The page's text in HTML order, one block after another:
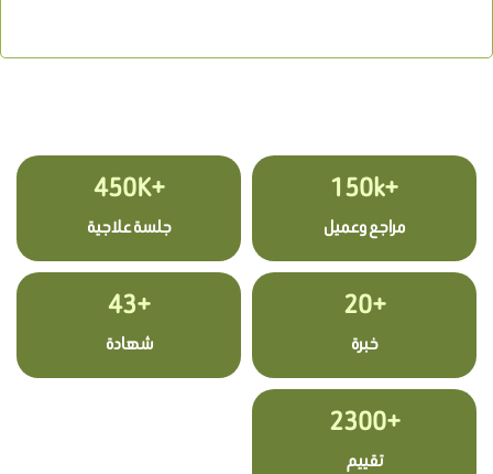
+150k
مراجع وعميل
+450K
جلسة علاجية
+20
خبرة
+43
شهادة
+2300
تقييم